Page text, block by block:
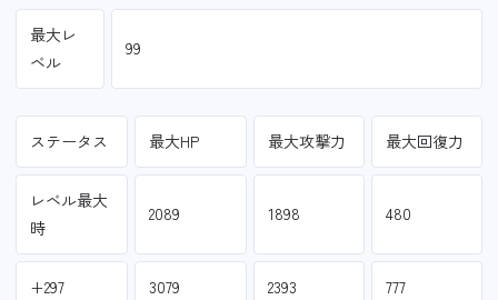
最大レ
ベル
99
ステータス 最大HP 最大攻撃力 最大回復力
レベル最大
時
2089 1898 480
+297 3079 2393 777